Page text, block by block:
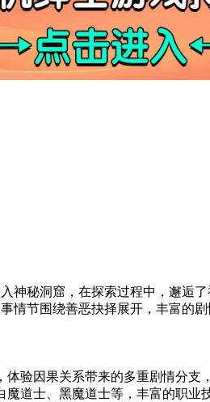
神秘洞窟，在探索过程中，邂逅
节围绕善恶抉择展开，丰富的
验因果关系带来的多重剧情分支
道士、黑魔道士等，丰富的职业